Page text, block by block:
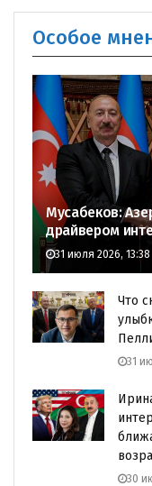
Особое
Мусабеков:
драйвером
31 июля 2026, 13:38
Что
31
30